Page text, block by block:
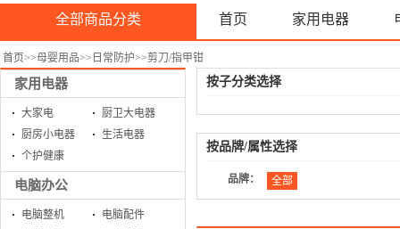
全部商品分类 首页 家用电器
首页>>母婴用品>> 日常防护>>剪刀/指甲钳
家用电器
大家电
厨卫大电器
厨房小电器
生活电器
个护健康
电脑办公
电脑整机
电脑配件
按子分类选择
按品牌/属性选择
品牌： 全部